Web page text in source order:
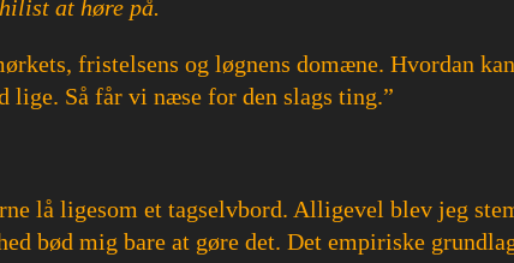
at høre på.
fristelsens og løgnens domæne. Hvordan
lige. Så får vi næse for den slags ting.”
lå ligesom et tagselvbord. Alligevel blev jeg
bød mig bare at gøre det. Det empiriske